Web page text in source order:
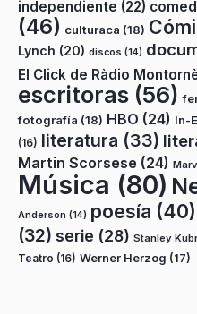
independiente (22)
(46) culturaca (18)
Lynch (20) discos (14)
El Click de Ràdio
escritoras (56)
fotografía (18) HBO (24) In-
(16) literatura (33)
Martin Scorsese (24)
Música (80)
Anderson (14) poesía (40)
(32) serie (28) Stanley
Teatro (16) Werner Herzog (17)